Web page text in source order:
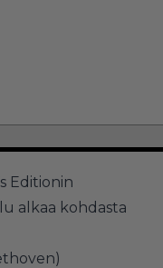
Editionin
alkaa kohdasta